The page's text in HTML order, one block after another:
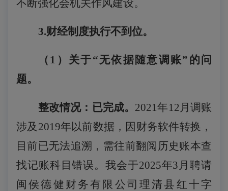
不断强化会机关作风建设。
3.财经制度执行不到位。
（ 1 ）关于“无依据随意调账”的问
题。
整改情况：已完成。 2021年12月调账
涉及2019年以前数据，因财务软件转换，
目前已无法追溯，需往前翻阅历史账本查
找记账科目错误。我会于2025年3 月聘请
闽侯德健财务有限公司理清县红十字